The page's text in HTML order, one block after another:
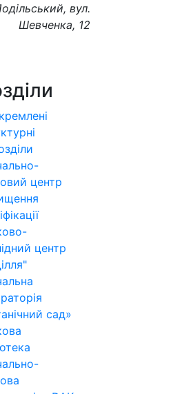
вул.
Шевченка, 12
центр
центр
сад»